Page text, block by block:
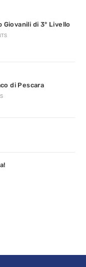
di 3° Livello
di Pescara